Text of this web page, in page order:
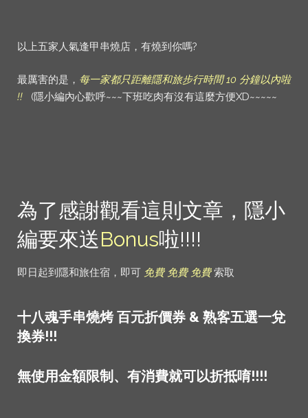
以上五家人氣逢甲串燒店，有燒到你嗎?
最厲害的是， 每一家都只距離隱和旅步行時間 10 分鐘以內啦
!! (隱小編內心歡呼~~~下班吃肉有沒有這麼方便XD~~~~~
為了感謝觀看這則文章，隱小
編要來送Bonus啦!!!!
即日起到隱和旅住宿，即可 免費 免費 免費 索取
十八魂手串燒烤百元折價券 & 熟客五選一兌
換券!!!
無使用金額限制、有消費就可以折抵唷!!!!